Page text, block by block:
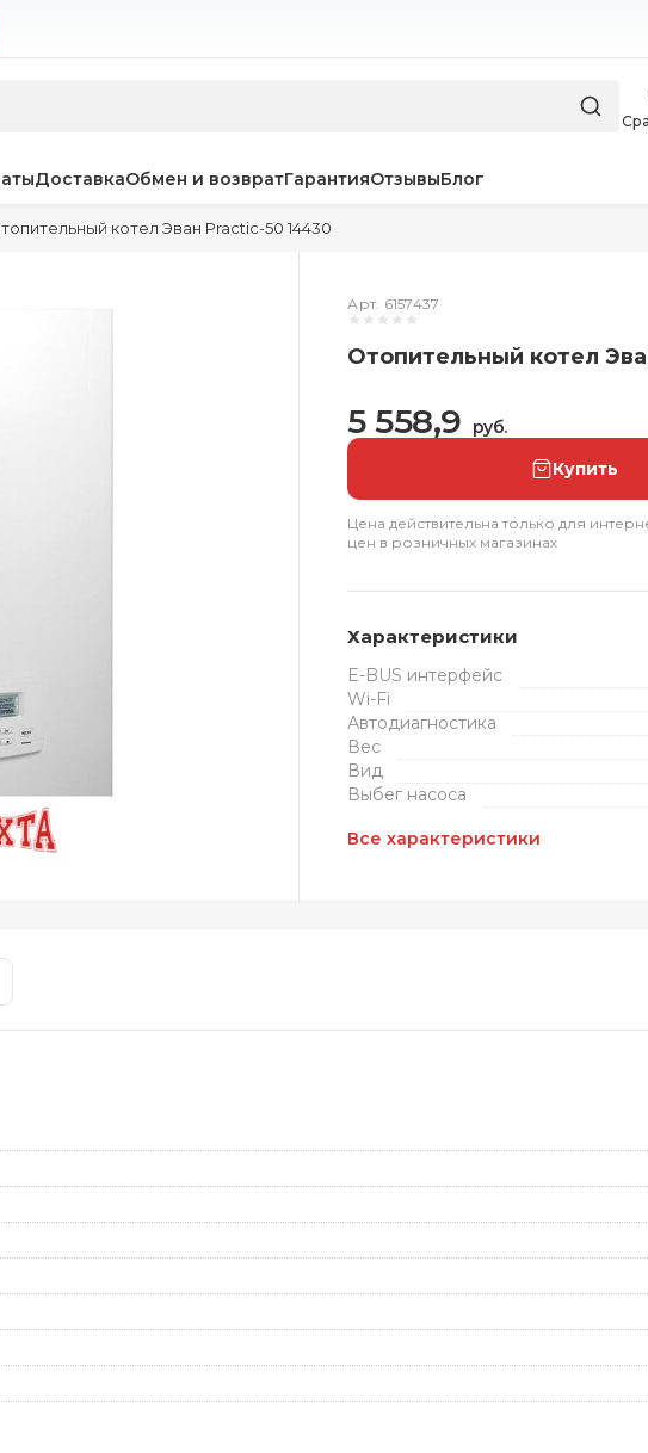
ДоставкаОбмен и возвратГарантияОтзывыБлог
котел Эван Practic-50 14430
Арт. 6157437
Отопительный котел
5 558,9 руб.
Купить
Цена действительна только для
цен в розничных магазинах
Характеристики
E-BUS интерфейс
Wi-Fi
Автодиагностика
Вес
Вид
Выбег насоса
Все характеристики